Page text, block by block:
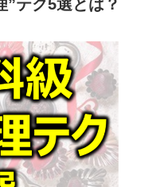
”テク5選とは？